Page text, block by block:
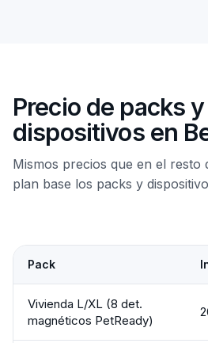
Precio de packs y
dispositivos en
Mismos precios que en el resto
plan base los packs y
Pack
Vivienda L/XL (8 det.
magnéticos PetReady)